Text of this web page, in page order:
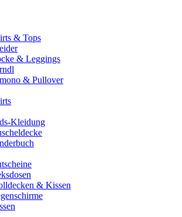
& Tops
& Leggings
& Pullover
Kleidung
& Kissen